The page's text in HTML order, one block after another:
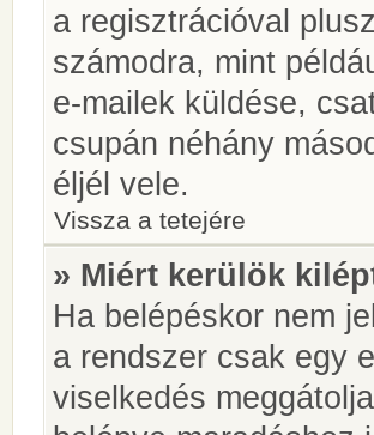
a regisztrációval
számodra, mint
e-mailek küldése,
csupán néhány
éljél vele.
Vissza a tetejére
» Miért kerülök
Ha belépéskor nem
a rendszer csak egy
viselkedés